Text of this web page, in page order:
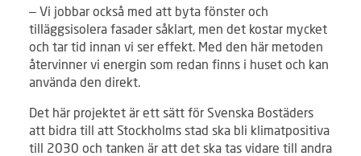
– Vi jobbar också med att byta fönster och
tilläggsisolera fasader såklart, men det kostar mycket
och tar tid innan vi ser effekt. Med den här metoden
återvinner vi energin som redan finns i huset och kan
använda den direkt.
Det här projektet är ett sätt för Svenska Bostäders
att bidra till att Stockholms stad ska bli klimatpositiva
till 2030 och tanken är att det ska tas vidare till andra